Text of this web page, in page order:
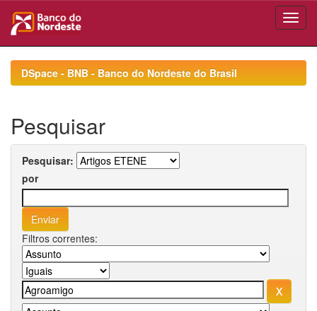
navigationDSpace - BNB - Banco do Nordeste do Brasil
Pesquisar
Pesquisar:
por
Filtros correntes: